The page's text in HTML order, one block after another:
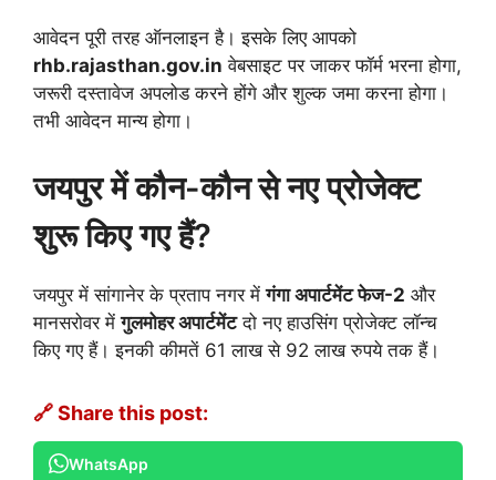
आवेदन पूरी तरह ऑनलाइन है। इसके लिए आपको
rhb.rajasthan.gov.in वेबसाइट पर जाकर फॉर्म भरना होगा,
जरूरी दस्तावेज अपलोड करने होंगे और शुल्क जमा करना होगा।
तभी आवेदन मान्य होगा।
जयपुर में कौन-कौन से नए प्रोजेक्ट
शुरू किए गए हैं?
जयपुर में सांगानेर के प्रताप नगर मेंगंगा अपार्टमेंट फेज-2 और
मानसरोवर मेंगुलमोहर अपार्टमेंटदो नए हाउसिंग प्रोजेक्ट लॉन्च
किए गए हैं। इनकी कीमतें 61 लाख से 92 लाख रुपये तक हैं।
🔗 Share this post:
WhatsApp